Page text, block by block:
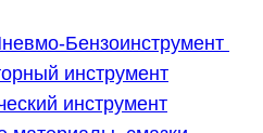
Бензоинструмент
инструмент
инструмент